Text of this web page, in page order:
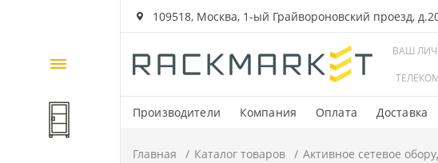
109518, Москва, 1-ый Грайвороновский проезд,
ВАШ
Производители Компания Оплата Доставка
Каталог
товаров
Шкафы и стойки
Главная Каталог товаров Активное сетевое